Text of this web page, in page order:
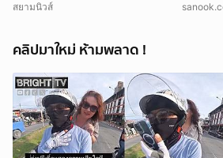
สยามนิวส์
คลิปมาใหม่ ห้ามพลาด !